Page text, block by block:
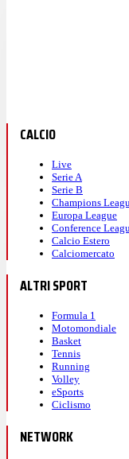
CALCIO
Live
Serie A
Serie B
Champions
Europa League
Conference
Calcio Estero
Calciomercato
ALTRI SPORT
Formula 1
Motomondiale
Basket
Tennis
Running
Volley
eSports
Ciclismo
NETWORK